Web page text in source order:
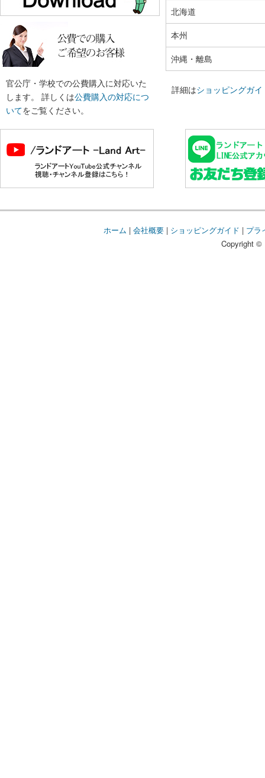
官公庁・学校での公費購入に対応いた
します。 詳しくは公費購入の対応につ
いてをご覧ください。
北海道
本州
沖縄・離島
詳細はショッピングガイ
ホーム | 会社概要| ショッピングガイド | プラ
Copyright ©